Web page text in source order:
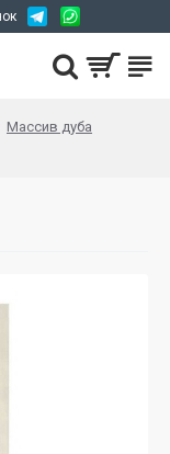
Массив дуба